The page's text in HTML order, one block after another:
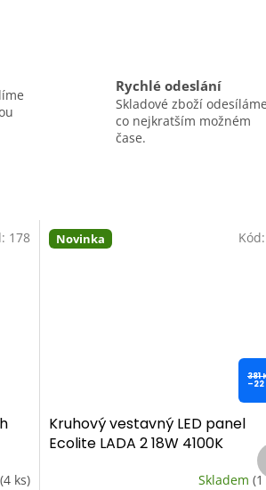
Rychlé odeslání
Skladové zboží
co nejkratším možném
čase.
(4 ks)
178 Novinka
381
–22
Kruhový vestavný LED panel
Ecolite LADA 2 18W 4100K
Skladem
Kód: